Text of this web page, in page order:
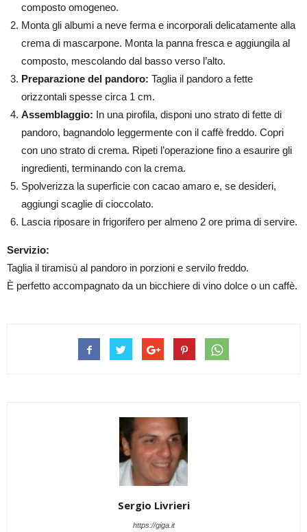
composto omogeneo.
Monta gli albumi a neve ferma e incorporali delicatamente alla
crema di mascarpone. Monta la panna fresca e aggiungila al
composto, mescolando dal basso verso l’alto.
Preparazione del pandoro: Taglia il pandoro a fette
orizzontali spesse circa 1 cm.
Assemblaggio: In una pirofila, disponi uno strato di fette di
pandoro, bagnandolo leggermente con il caffè freddo. Copri
con uno strato di crema. Ripeti l’operazione fino a esaurire gli
ingredienti, terminando con la crema.
Spolverizza la superficie con cacao amaro e, se desideri,
aggiungi scaglie di cioccolato.
Lascia riposare in frigorifero per almeno 2 ore prima di servire.
Servizio:
Taglia il tiramisù al pandoro in porzioni e servilo freddo.
È perfetto accompagnato da un bicchiere di vino dolce o un caffè.
Sergio Livrieri
https://giga.it